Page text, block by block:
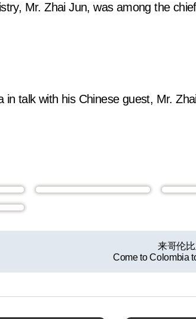
Mr. Zhai Jun, was among the
talk with his Chinese guest, Mr.
来哥伦
Come to Colombia